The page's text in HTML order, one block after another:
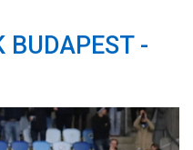
STADION
BUDAPEST -